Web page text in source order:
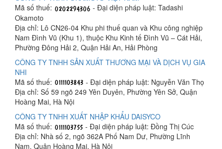
Mã số thuế:
- Đại diện pháp luật: Tadashi
Okamoto
Địa chỉ: Lô CN26-04 Khu phi thuế quan và Khu công nghiệp
Nam Đình Vũ (Khu 1), thuộc Khu Kinh tế Đình Vũ – Cát Hải,
Phường Đông Hải 2, Quận Hải An, Hải Phòng
CÔNG TY TNHH SẢN XUẤT THƯƠNG MẠI VÀ DỊCH VỤ GIA
NHI
Mã số thuế:
- Đại diện pháp luật: Nguyễn Văn Thọ
Địa chỉ: Số 59 ngõ 249 Yên Duyên, Phường Yên Sở, Quận
Hoàng Mai, Hà Nội
CÔNG TY TNHH XUẤT NHẬP KHẨU DAISYCO
Mã số thuế:
- Đại diện pháp luật: Đồng Thị Cúc
Địa chỉ: Nhà số 2, ngõ 362A Phố Nam Dư, Phường Lĩnh
Nam, Quận Hoàng Mai, Hà Nội